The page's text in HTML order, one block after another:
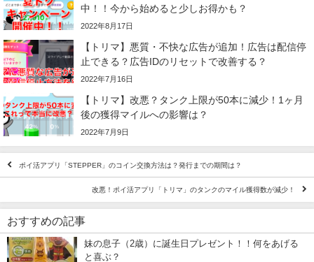
中！！今から始めると少しお得かも？
2022年8月17日
【トリマ】悪質・不快な広告が追加！広告は配信停
止できる？広告IDのリセットで改善する？
2022年7月16日
【トリマ】改悪？タンク上限が50本に減少！1ヶ月
後の獲得マイルへの影響は？
2022年7月9日
ポイ活アプリ「STEPPER」のコイン交換方法は？発行までの期間は？
改悪！ポイ活アプリ「トリマ」のタンクのマイル獲得数が減少！
おすすめの記事
妹の息子（2歳）に誕生日プレゼント！！何をあげる
と喜ぶ？